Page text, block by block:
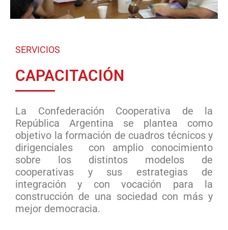
SERVICIOS
CAPACITACIÓN
La Confederación Cooperativa de la
República Argentina se plantea como
objetivo la formación de cuadros técnicos y
dirigenciales con amplio conocimiento
sobre los distintos modelos de
cooperativas y sus estrategias de
integración y con vocación para la
construcción de una sociedad con más y
mejor democracia.